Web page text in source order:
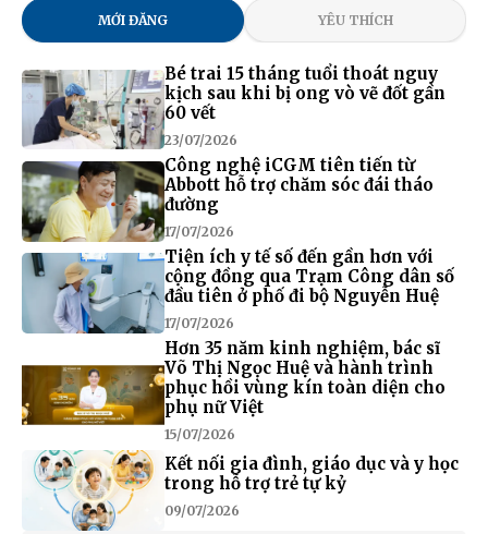
MỚI ĐĂNG YÊU THÍCH
Bé trai 15 tháng tuổi thoát nguy
kịch sau khi bị ong vò vẽ đốt gần
60 vết
23/07/2026
Công nghệ iCGM tiên tiến từ
Abbott hỗ trợ chăm sóc đái tháo
đường
17/07/2026
Tiện ích y tế số đến gần hơn với
cộng đồng qua Trạm Công dân số
đầu tiên ở phố đi bộ Nguyễn Huệ
17/07/2026
Hơn 35 năm kinh nghiệm, bác sĩ
Võ Thị Ngọc Huệ và hành trình
phục hồi vùng kín toàn diện cho
phụ nữ Việt
15/07/2026
Kết nối gia đình, giáo dục và y học
trong hỗ trợ trẻ tự kỷ
09/07/2026